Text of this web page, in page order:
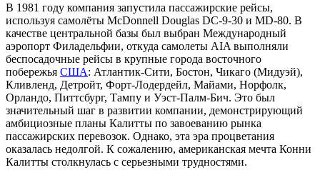
В 1981 году компания запустила пассажирские рейсы,
используя самолёты McDonnell Douglas DC-9-30 и MD-80. В
качестве центральной базы был выбран Международный
аэропорт Филадельфии, откуда самолеты AIA выполняли
беспосадочные рейсы в крупные города восточного
побережья США: Атлантик-Сити, Бостон, Чикаго (Мидуэй),
Кливленд, Детройт, Форт-Лодердейл, Майами, Норфолк,
Орландо, Питтсбург, Тампу и Уэст-Палм-Бич. Это был
значительный шаг в развитии компании, демонстрирующий
амбициозные планы Калитты по завоеванию рынка
пассажирских перевозок. Однако, эта эра процветания
оказалась недолгой. К сожалению, американская мечта Конни
Калитты столкнулась с серьезными трудностями.